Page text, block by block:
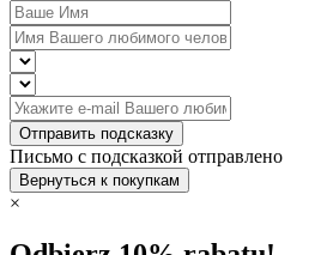
Отправить подсказку
Письмо с подсказкой отправлено
Вернуться к покупкам
×